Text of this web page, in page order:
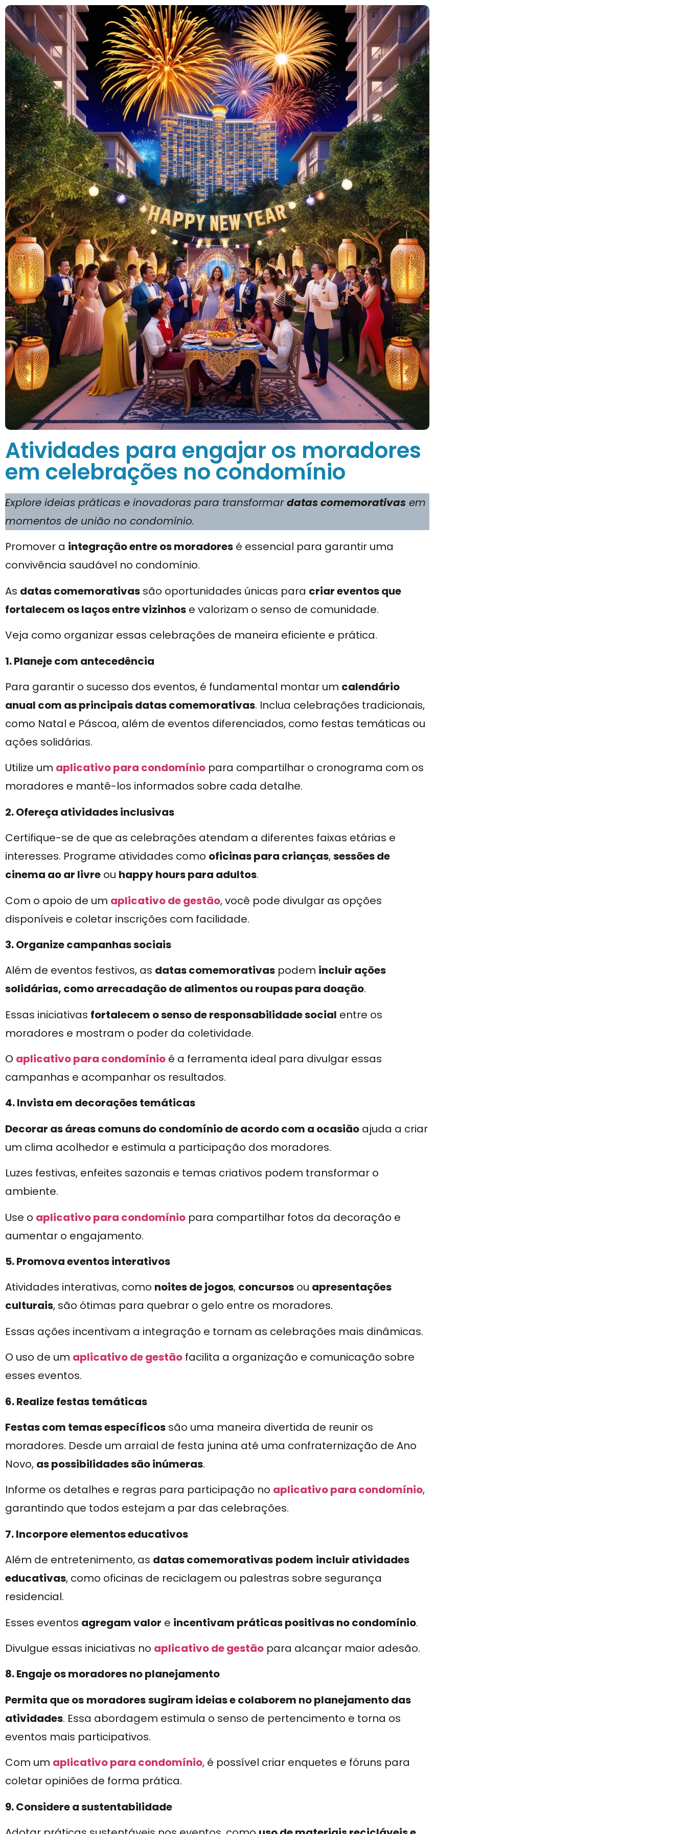
Atividades para engajar os moradores
em celebrações no condomínio
Explore ideias práticas e inovadoras para transformardatas comemorativas em
momentos de união no condomínio.
Promover a integração entre os moradores é essencial para garantir uma
convivência saudável no condomínio.
As datas comemorativas são oportunidades únicas para criar eventos que
fortalecem os laços entre vizinhos e valorizam o senso de comunidade.
Veja como organizar essas celebrações de maneira eficiente e prática.
1. Planeje com antecedência
Para garantir o sucesso dos eventos, é fundamental montar um calendário
anual com as principais datas comemorativas. Inclua celebrações tradicionais,
como Natal e Páscoa, além de eventos diferenciados, como festas temáticas ou
ações solidárias.
Utilize um aplicativo para condomínio para compartilhar o cronograma com os
moradores e mantê-los informados sobre cada detalhe.
2. Ofereça atividades inclusivas
Certifique-se de que as celebrações atendam a diferentes faixas etárias e
interesses. Programe atividades como oficinas para crianças,sessões de
cinema ao ar livre ou happy hours para adultos.
Com o apoio de um aplicativo de gestão, você pode divulgar as opções
disponíveis e coletar inscrições com facilidade.
3. Organize campanhas sociais
Além de eventos festivos, as datas comemorativas podem incluir ações
solidárias, como arrecadação de alimentos ou roupas para doação.
Essas iniciativas fortalecem o senso de responsabilidade social entre os
moradores e mostram o poder da coletividade.
O aplicativo para condomínio é a ferramenta ideal para divulgar essas
campanhas e acompanhar os resultados.
4. Invista em decorações temáticas
Decorar as áreas comuns do condomínio de acordo com a ocasião ajuda a criar
um clima acolhedor e estimula a participação dos moradores.
Luzes festivas, enfeites sazonais e temas criativos podem transformar o
ambiente.
Use o aplicativo para condomínio para compartilhar fotos da decoração e
aumentar o engajamento.
5. Promova eventos interativos
Atividades interativas, como noites de jogos, concursos ou apresentações
culturais, são ótimas para quebrar o gelo entre os moradores.
Essas ações incentivam a integração e tornam as celebrações mais dinâmicas.
O uso de um aplicativo de gestão facilita a organização e comunicação sobre
esses eventos.
6. Realize festas temáticas
Festas com temas específicos são uma maneira divertida de reunir os
moradores. Desde um arraial de festa junina até uma confraternização de Ano
Novo, as possibilidades são inúmeras.
Informe os detalhes e regras para participação no aplicativo para condomínio,
garantindo que todos estejam a par das celebrações.
7. Incorpore elementos educativos
Além de entretenimento, as datas comemorativas podem incluir atividades
educativas, como oficinas de reciclagem ou palestras sobre segurança
residencial.
Esses eventos agregam valor e incentivam práticas positivas no condomínio.
Divulgue essas iniciativas no aplicativo de gestão para alcançar maior adesão.
8. Engaje os moradores no planejamento
Permita que os moradoressugiram ideias e colaborem no planejamento das
atividades. Essa abordagem estimula o senso de pertencimento e torna os
eventos mais participativos.
Com um aplicativo para condomínio, é possível criar enquetes e fóruns para
coletar opiniões de forma prática.
9. Considere a sustentabilidade